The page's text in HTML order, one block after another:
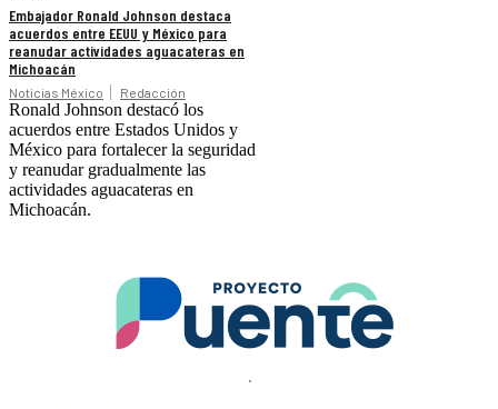
Embajador Ronald Johnson destaca
acuerdos entre EEUU y México para
reanudar actividades aguacateras en
Michoacán
Noticias México Redacción
Ronald Johnson destacó los
acuerdos entre Estados Unidos y
México para fortalecer la seguridad
y reanudar gradualmente las
actividades aguacateras en
Michoacán.
.